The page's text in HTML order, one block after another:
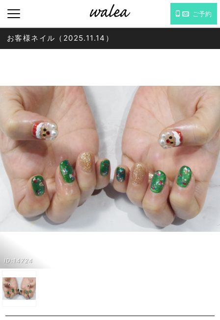
ご予約
ID:14724
お客様ネイル（2025.11.14）